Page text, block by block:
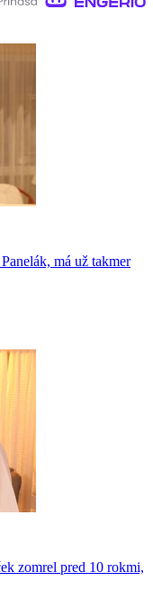
má už takmer
zomrel pred 10 rokmi,